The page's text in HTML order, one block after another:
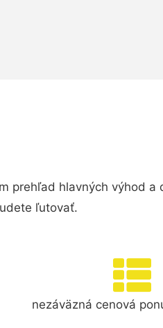
prehľad hlavných výhod a
ľutovať.
nezáväzná cenová